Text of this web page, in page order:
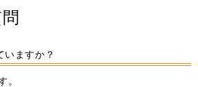
いますか？
。